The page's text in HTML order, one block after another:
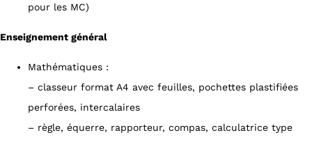
pour les MC)
Enseignement général
Mathématiques :
– classeur format A4 avec feuilles, pochettes plastifiées
perforées, intercalaires
– règle, équerre, rapporteur, compas, calculatrice type